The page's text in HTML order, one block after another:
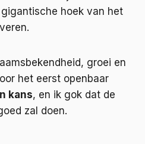
hoek van het
groei en
het eerst openbaar
kans, en ik gok dat de
zal doen.